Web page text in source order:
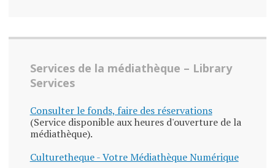
Services de la médiathèque – Library
Services
Consulter le fonds, faire des réservations
(Service disponible aux heures d'ouverture de la
médiathèque).
Culturetheque - Votre Médiathèque Numérique